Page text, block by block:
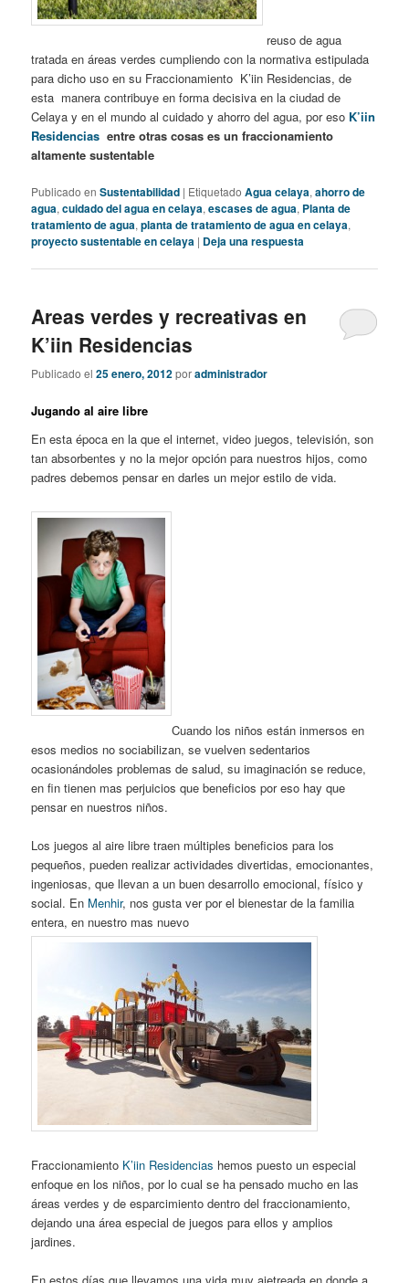
reuso de agua
tratada en áreas verdes cumpliendo con la normativa estipulada
para dicho uso en su Fraccionamiento K’iin Residencias, de
esta manera contribuye en forma decisiva en la ciudad de
Celaya y en el mundo al cuidado y ahorro del agua, por eso K’iin
Residencias entre otras cosas es un fraccionamiento
altamente sustentable
Publicado en Sustentabilidad | Etiquetado Agua celaya,ahorro de
agua,cuidado del agua en celaya,escases de agua, Planta de
tratamiento de agua,planta de tratamiento de agua en celaya,
proyecto sustentable en celaya | Deja una respuesta
Areas verdes y recreativas en
K’iin Residencias
Publicado el25 enero, 2012poradministrador
Jugando al aire libre
En esta época en la que el internet, video juegos, televisión, son
tan absorbentes y no la mejor opción para nuestros hijos, como
padres debemos pensar en darles un mejor estilo de vida.
Cuando los niños están inmersos en
esos medios no sociabilizan, se vuelven sedentarios
ocasionándoles problemas de salud, su imaginación se reduce,
en fin tienen mas perjuicios que beneficios por eso hay que
pensar en nuestros niños.
Los juegos al aire libre traen múltiples beneficios para los
pequeños, pueden realizar actividades divertidas, emocionantes,
ingeniosas, que llevan a un buen desarrollo emocional, físico y
social. En Menhir, nos gusta ver por el bienestar de la familia
entera, en nuestro mas nuevo
Fraccionamiento K’iin Residencias hemos puesto un especial
enfoque en los niños, por lo cual se ha pensado mucho en las
áreas verdes y de esparcimiento dentro del fraccionamiento,
dejando una área especial de juegos para ellos y amplios
jardines.